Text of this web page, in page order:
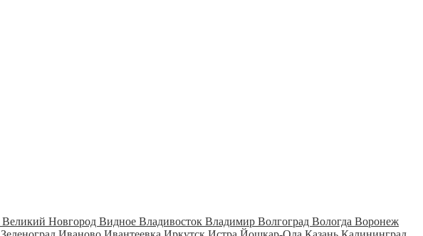
Великий Новгород Видное Владивосток Владимир Волгоград Вологда Воронеж